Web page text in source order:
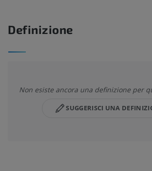
Definizione
Non esiste ancora una definizione per
SUGGERISCI UNA